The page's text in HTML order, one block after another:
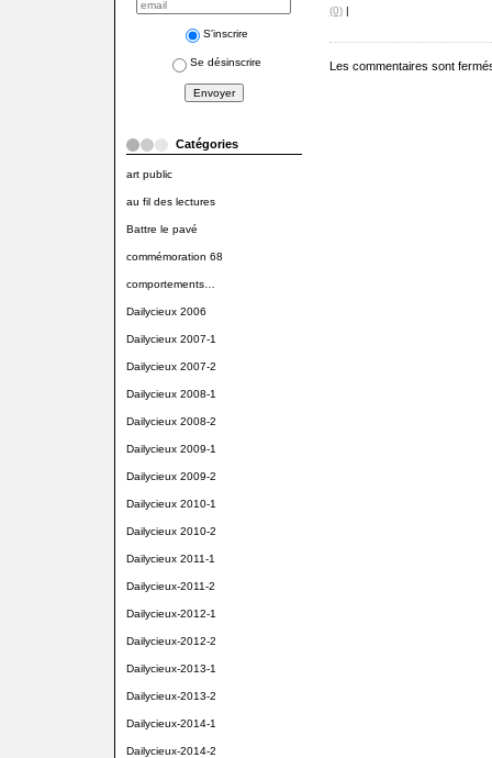
S'inscrire
Se désinscrire
Catégories
art public
au fil des lectures
Battre le pavé
commémoration 68
comportements…
Dailycieux 2006
Dailycieux 2007-1
Dailycieux 2007-2
Dailycieux 2008-1
Dailycieux 2008-2
Dailycieux 2009-1
Dailycieux 2009-2
Dailycieux 2010-1
Dailycieux 2010-2
Dailycieux 2011-1
Dailycieux-2011-2
Dailycieux-2012-1
Dailycieux-2012-2
Dailycieux-2013-1
Dailycieux-2013-2
Dailycieux-2014-1
Dailycieux-2014-2
(0)|
Les commentaires sont